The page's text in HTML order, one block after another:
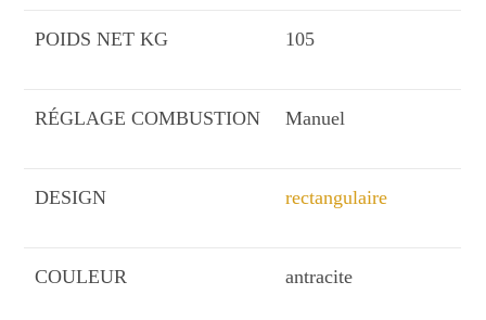
POIDS NET KG 105
RÉGLAGE COMBUSTION Manuel
DESIGN rectangulaire
COULEUR antracite